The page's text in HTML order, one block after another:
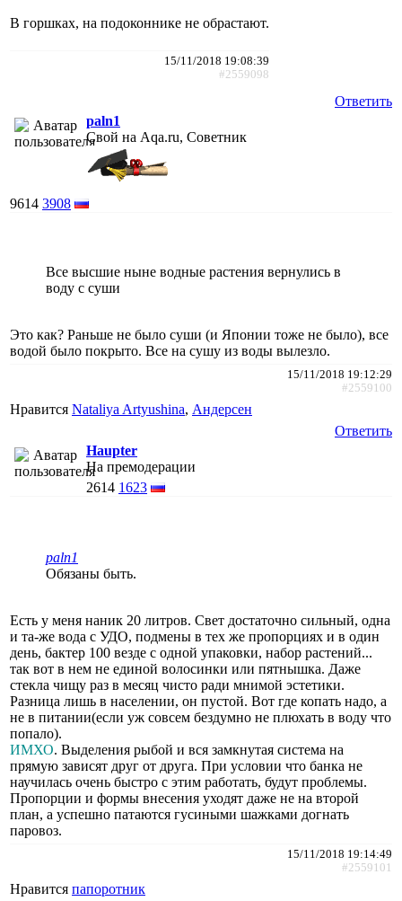
В горшках, на подоконнике не обрастают.
15/11/2018 19:08:39
#2559098
Ответить
paln1
Свой на Aqa.ru, Советник
9614 3908
Все высшие ныне водные растения вернулись в
воду с суши
Это как? Раньше не было суши (и Японии тоже не было), все
водой было покрыто. Все на сушу из воды вылезло.
15/11/2018 19:12:29
#2559100
Нравится Nataliya Artyushina, Андерсен
Ответить
Haupter
На премодерации
2614 1623
paln1
Обязаны быть.
Есть у меня наник 20 литров. Свет достаточно сильный, одна
и та-же вода с УДО, подмены в тех же пропорциях и в один
день, бактер 100 везде с одной упаковки, набор растений...
так вот в нем не единой волосинки или пятнышка. Даже
стекла чищу раз в месяц чисто ради мнимой эстетики.
Разница лишь в населении, он пустой. Вот где копать надо, а
не в питании(если уж совсем бездумно не плюхать в воду что
попало).
ИМХО. Выделения рыбой и вся замкнутая система на
прямую зависят друг от друга. При условии что банка не
научилась очень быстро с этим работать, будут проблемы.
Пропорции и формы внесения уходят даже не на второй
план, а успешно патаются гусиными шажками догнать
паровоз.
15/11/2018 19:14:49
#2559101
Нравится папоротник